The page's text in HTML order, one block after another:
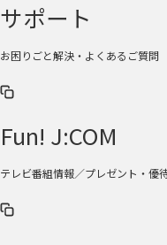
サポート
お困りごと解決・よくあるご質問
Fun! J:COM
テレビ番組情報／プレゼント・優